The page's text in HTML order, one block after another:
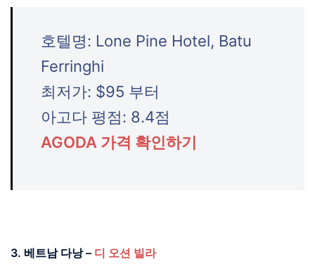
호텔명: Lone Pine Hotel, Batu
Ferringhi
최저가: $95 부터
아고다 평점: 8.4점
AGODA 가격 확인하기
3. 베트남 다낭 – 디 오션 빌라